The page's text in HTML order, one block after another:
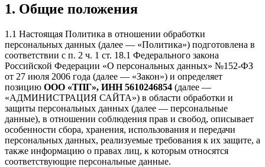
1. Общие положения
1.1 Настоящая Политика в отношении обработки
персональных данных (далее — «Политика») подготовлена в
соответствии с п. 2 ч. 1 ст. 18.1 Федерального закона
Российской Федерации «О персональных данных» №152-ФЗ
от 27 июля 2006 года (далее — «Закон») и определяет
позицию ООО «ТПГ», ИНН 5610246854 (далее —
«АДМИНИСТРАЦИЯ САЙТА») в области обработки и
защиты персональных данных (далее — персональные
данные), в отношении соблюдения прав и свобод, описывает
особенности сбора, хранения, использования и передачи
персональных данных, реализуемые требования к их защите, а
также информацию о правах лиц, к которым относятся
соответствующие персональные данные.